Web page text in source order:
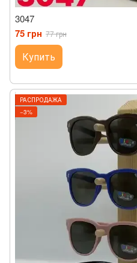
3047
75 грн 77 грн
Купить
РАСПРОДАЖА
−3%